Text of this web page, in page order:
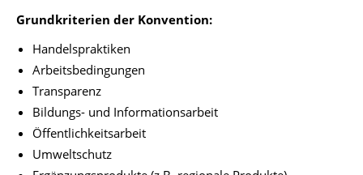
Grundkriterien der Konvention:
Handelspraktiken
Arbeitsbedingungen
Transparenz
Bildungs- und Informationsarbeit
Öffentlichkeitsarbeit
Umweltschutz